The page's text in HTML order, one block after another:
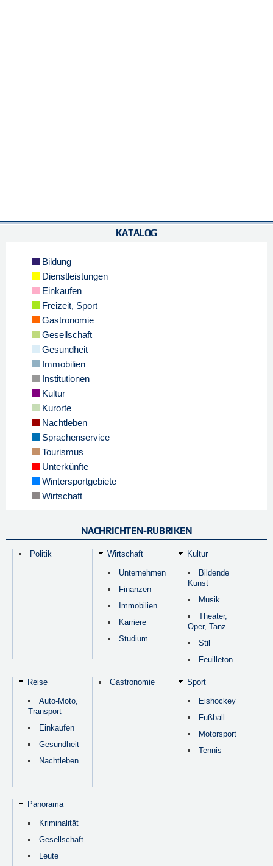
KATALOG
Bildung
Dienstleistungen
Einkaufen
Freizeit, Sport
Gastronomie
Gesellschaft
Gesundheit
Immobilien
Institutionen
Kultur
Kurorte
Nachtleben
Sprachenservice
Tourismus
Unterkünfte
Wintersportgebiete
Wirtschaft
NACHRICHTEN-RUBRIKEN
Politik Wirtschaft
Unternehmen
Finanzen
Immobilien
Karriere
Studium
Kultur
Bildende
Kunst
Musik
Theater,
Oper, Tanz
Stil
Feuilleton
Reise
Auto-Moto,
Transport
Einkaufen
Gesundheit
Nachtleben
Gastronomie Sport
Eishockey
Fußball
Motorsport
Tennis
Panorama
Kriminalität
Gesellschaft
Leute